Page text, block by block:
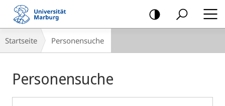
Mobile-
Navigation
Breadcrumb-
Navigation
Startseite Personensuche
Personensuche